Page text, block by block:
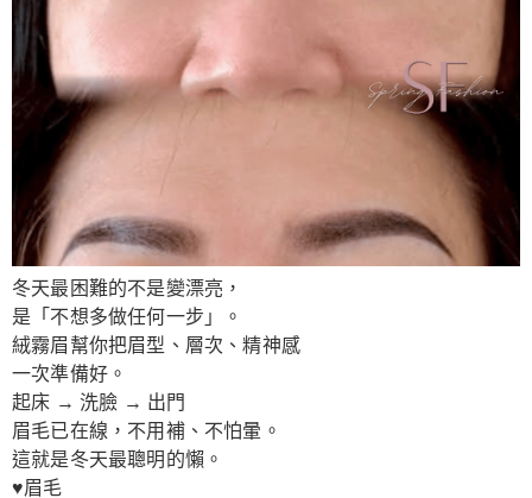
冬天最困難的不是變漂亮，
是「不想多做任何一步」。
絨霧眉幫你把眉型、層次、精神感
一次準備好。
起床 → 洗臉 → 出門
眉毛已在線，不用補、不怕暈。
這就是冬天最聰明的懶。
♥️眉毛